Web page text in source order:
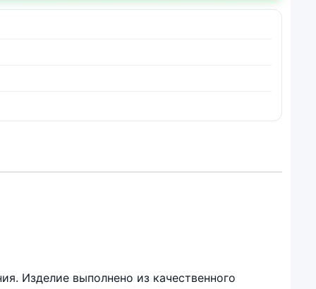
Изделие выполнено из качественного